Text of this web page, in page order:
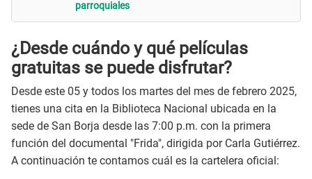
parroquiales
¿Desde cuándo y qué películas
gratuitas se puede disfrutar?
Desde este 05 y todos los martes del mes de febrero 2025,
tienes una cita en la Biblioteca Nacional ubicada en la
sede de San Borja desde las 7:00 p.m. con la primera
función del documental "Frida", dirigida por Carla Gutiérrez.
A continuación te contamos cuál es la cartelera oficial: